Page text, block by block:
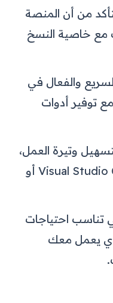
من أن المنصة
مع خاصية النسخ
والفعال في
توفير أدوات
وتيرة العمل،
ومن بين تلك الأدوات Visual Studio Code أو
تناسب احتياجات
يعمل معك